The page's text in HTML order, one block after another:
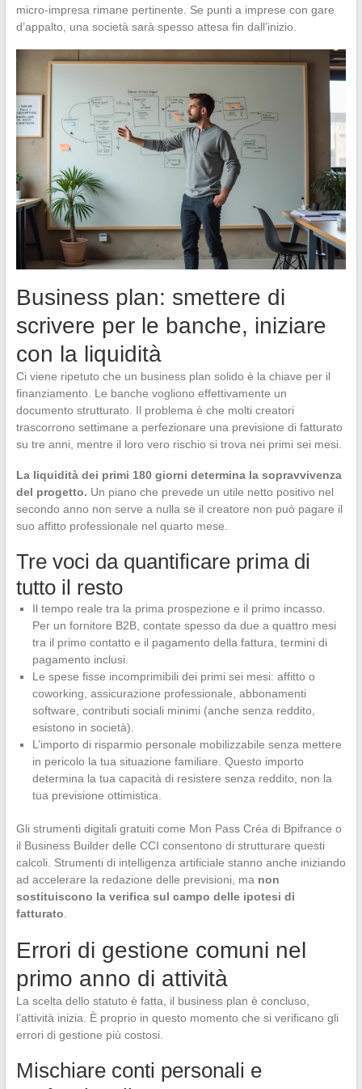
micro-impresa rimane pertinente. Se punti a imprese con gare
d’appalto, una società sarà spesso attesa fin dall’inizio.
Business plan: smettere di
scrivere per le banche, iniziare
con la liquidità
Ci viene ripetuto che un business plan solido è la chiave per il
finanziamento. Le banche vogliono effettivamente un
documento strutturato. Il problema è che molti creatori
trascorrono settimane a perfezionare una previsione di fatturato
su tre anni, mentre il loro vero rischio si trova nei primi sei mesi.
La liquidità dei primi 180 giorni determina la sopravvivenza
del progetto. Un piano che prevede un utile netto positivo nel
secondo anno non serve a nulla se il creatore non può pagare il
suo affitto professionale nel quarto mese.
Tre voci da quantificare prima di
tutto il resto
Il tempo reale tra la prima prospezione e il primo incasso.
Per un fornitore B2B, contate spesso da due a quattro mesi
tra il primo contatto e il pagamento della fattura, termini di
pagamento inclusi.
Le spese fisse incomprimibili dei primi sei mesi: affitto o
coworking, assicurazione professionale, abbonamenti
software, contributi sociali minimi (anche senza reddito,
esistono in società).
L’importo di risparmio personale mobilizzabile senza mettere
in pericolo la tua situazione familiare. Questo importo
determina la tua capacità di resistere senza reddito, non la
tua previsione ottimistica.
Gli strumenti digitali gratuiti come Mon Pass Créa di Bpifrance o
il Business Builder delle CCI consentono di strutturare questi
calcoli. Strumenti di intelligenza artificiale stanno anche iniziando
ad accelerare la redazione delle previsioni, ma non
sostituiscono la verifica sul campo delle ipotesi di
fatturato
Errori di gestione comuni nel
primo anno di attività
La scelta dello statuto è fatta, il business plan è concluso,
l’attività inizia. È proprio in questo momento che si verificano gli
errori di gestione più costosi.
Mischiare conti personali e